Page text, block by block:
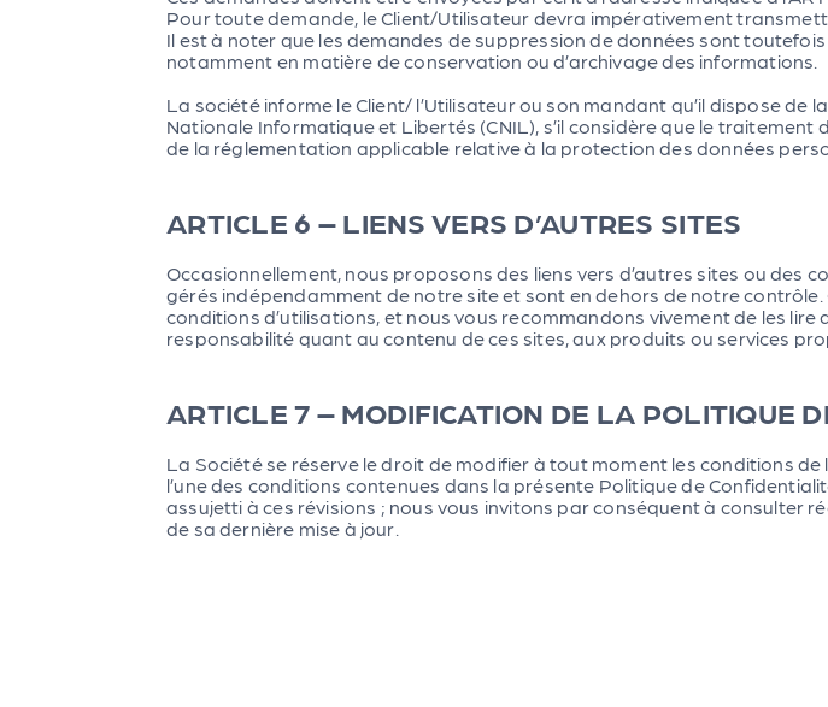
Pour toute demande, le Client/Utilisateur devra impérativement
Il est à noter que les demandes de suppression de données sont
notamment en matière de conservation ou d’archivage des informations.
La société informe le Client/ l’Utilisateur ou son mandant qu’il dispose
Nationale Informatique et Libertés (CNIL), s’il considère que le
de la réglementation applicable relative à la protection des données
ARTICLE 6 – LIENS VERS D’AUTRES SITES
Occasionnellement, nous proposons des liens vers d’autres sites ou des
gérés indépendamment de notre site et sont en dehors de notre
conditions d’utilisations, et nous vous recommandons vivement de les
responsabilité quant au contenu de ces sites, aux produits ou services
ARTICLE 7 – MODIFICATION DE LA POLITIQUE
La Société se réserve le droit de modifier à tout moment les conditions
l’une des conditions contenues dans la présente Politique de
assujetti à ces révisions ; nous vous invitons par conséquent à consulter
de sa dernière mise à jour.